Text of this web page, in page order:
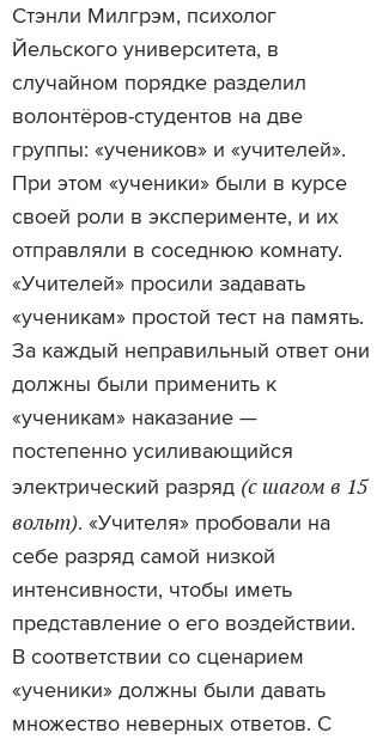
Стэнли Милгрэм, психолог
Йельского университета, в
случайном порядке разделил
волонтёров-студентов на две
группы: «учеников» и «учителей».
При этом «ученики» были в курсе
своей роли в эксперименте, и их
отправляли в соседнюю комнату.
«Учителей» просили задавать
«ученикам» простой тест на память.
За каждый неправильный ответ они
должны были применить к
«ученикам» наказание —
постепенно усиливающийся
электрический разряд (с шагом в 15
вольт). «Учителя» пробовали на
себе разряд самой низкой
интенсивности, чтобы иметь
представление о его воздействии.
В соответствии со сценарием
«ученики» должны были давать
множество неверных ответов. С